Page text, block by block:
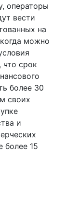
операторы
вести
на
можно
что срок
более 30
своих
и
более 15